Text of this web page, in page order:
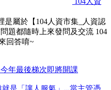
是屬於【104人資市集_人資認
題都隨時上來發問及交流 104
回答唷~
年最後梯次即將開課
就是「讓人服氣」...當主管憑